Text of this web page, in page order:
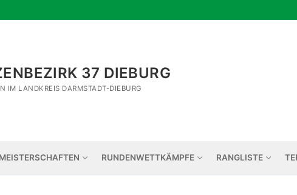
37 DIEBURG
IM LANDKREIS DARMSTADT-DIEBURG
MEISTERSCHAFTEN RUNDENWETTKÄMPFE RANGLISTE